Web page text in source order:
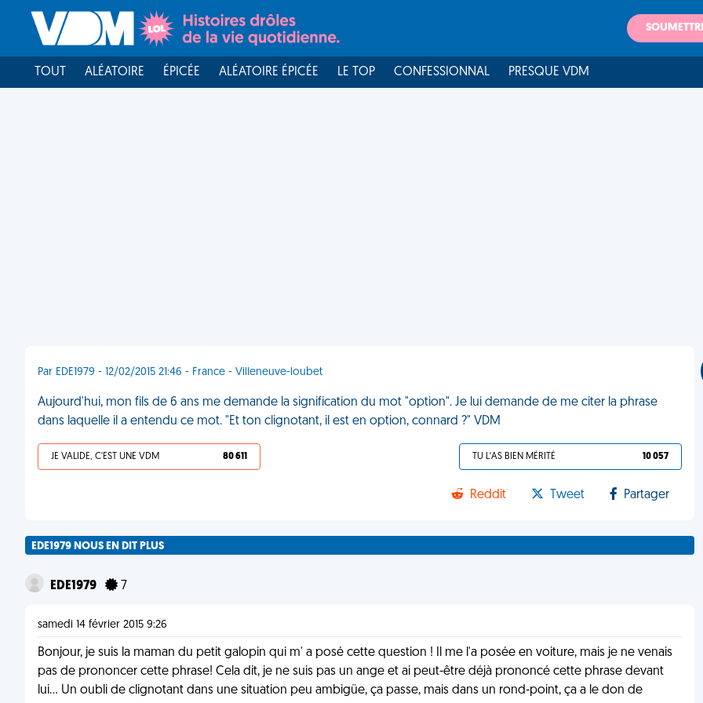
TOUT ALÉATOIRE ÉPICÉE ALÉATOIRE ÉPICÉE LE TOP CONFESSIONNAL PRESQUE VDM
Par EDE1979 - 12/02/2015 21:46 - France - Villeneuve-loubet
Aujourd'hui, mon fils de 6 ans me demande la signification du mot "option". Je lui demande de me citer la phrase
dans laquelle il a entendu ce mot. "Et ton clignotant, il est en option, connard ?" VDM
JE VALIDE, C'EST UNE VDM 80 611 TU L'AS BIEN MÉRITÉ 10 057
Reddit Tweet Partager
EDE1979 NOUS EN DIT PLUS
EDE1979 7
samedi 14 février 2015 9:26
Bonjour, je suis la maman du petit galopin qui m' a posé cette question ! Il me l'a posée en voiture, mais je ne venais
pas de prononcer cette phrase! Cela dit, je ne suis pas un ange et ai peut-être déjà prononcé cette phrase devant
lui... Un oubli de clignotant dans une situation peu ambigüe, ça passe, mais dans un rond-point, ça a le don de